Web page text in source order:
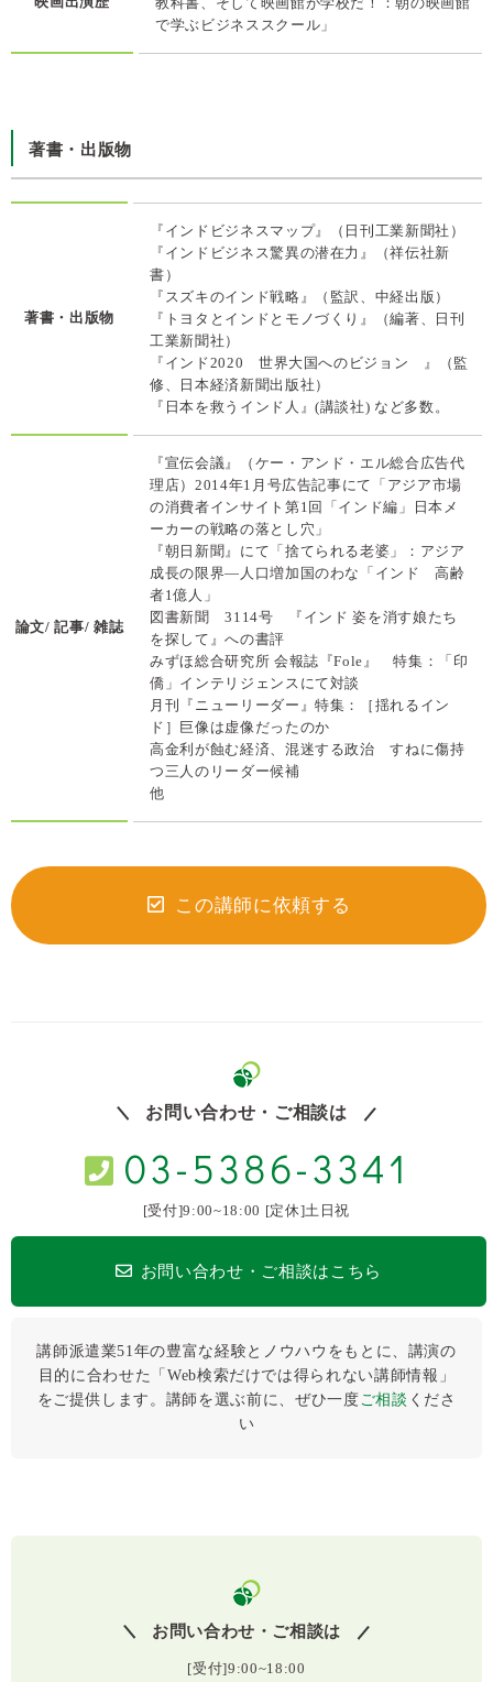
で学ぶビジネススクール」
著書・出版物
著書・出版物
『インドビジネスマップ』（日刊工業新聞社）
『インドビジネス驚異の潜在力』（祥伝社新
書）
『スズキのインド戦略』（監訳、中経出版）
『トヨタとインドとモノづくり』（編著、日刊
工業新聞社）
『インド2020 世界大国へのビジョン 』（監
修、日本経済新聞出版社）
『日本を救うインド人』(講談社) など多数。
論文/ 記事/ 雑誌
『宣伝会議』（ケー・アンド・エル総合広告代
理店）2014年1月号広告記事にて「アジア市場
の消費者インサイト第1回「インド編」日本メ
ーカーの戦略の落とし穴」
『朝日新聞』にて「捨てられる老婆」：アジア
成長の限界―人口増加国のわな「インド 高齢
者1億人」
図書新聞 3114号 『インド 姿を消す娘たち
を探して』への書評
みずほ総合研究所 会報誌『Fole』 特集：「印
僑」インテリジェンスにて対談
月刊『ニューリーダー』特集：［揺れるイン
ド］巨像は虚像だったのか
高金利が蝕む経済、混迷する政治 すねに傷持
つ三人のリーダー候補
他
この講師に依頼する
お問い合わせ・ご相談は
03-5386-3341
[受付]9:00~18:00 [定休]土日祝
お問い合わせ・ご相談はこちら
講師派遣業51年の豊富な経験とノウハウをもとに、講演の
目的に合わせた「Web検索だけでは得られない講師情報」
をご提供します。講師を選ぶ前に、ぜひ⼀度 ご相談 くださ
い
お問い合わせ・ご相談は
[受付]9:00~18:00